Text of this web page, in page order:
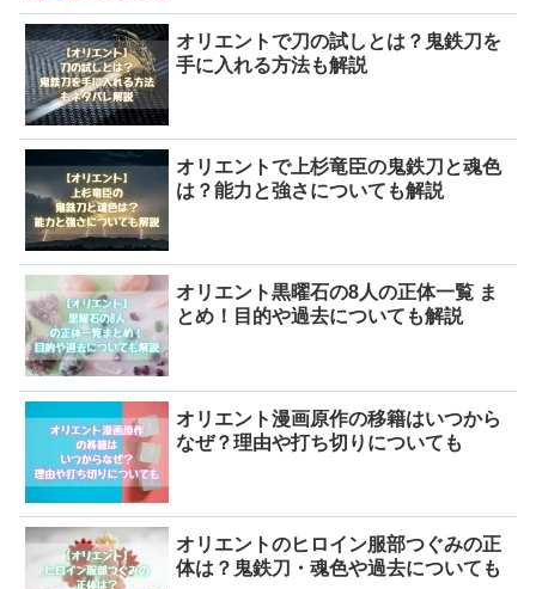
オリエントで刀の試しとは？鬼鉄刀を
手に入れる方法も解説
オリエントで上杉竜臣の鬼鉄刀と魂色
は？能力と強さについても解説
オリエント黒曜石の8人の正体一覧 ま
とめ！目的や過去についても解説
オリエント漫画原作の移籍はいつから
なぜ？理由や打ち切りについても
オリエントのヒロイン服部つぐみの正
体は？鬼鉄刀・魂色や過去についても